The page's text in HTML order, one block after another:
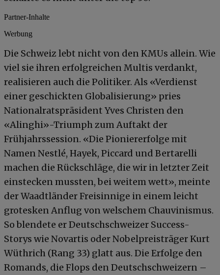
Partner-Inhalte
Werbung
Die Schweiz lebt nicht von den KMUs allein. Wie
viel sie ihren erfolgreichen Multis verdankt,
realisieren auch die Politiker. Als «Verdienst
einer geschickten Globalisierung» pries
Nationalratspräsident Yves Christen den
«Alinghi»-Triumph zum Auftakt der
Frühjahrssession. «Die Pioniererfolge mit
Namen Nestlé, Hayek, Piccard und Bertarelli
machen die Rückschläge, die wir in letzter Zeit
einstecken mussten, bei weitem wett», meinte
der Waadtländer Freisinnige in einem leicht
grotesken Anflug von welschem Chauvinismus.
So blendete er Deutschschweizer Success-
Storys wie Novartis oder Nobelpreisträger Kurt
Wüthrich (Rang 33) glatt aus. Die Erfolge den
Romands, die Flops den Deutschschweizern –